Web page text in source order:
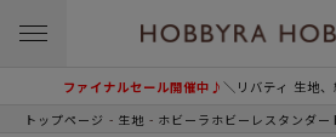
ファイナルセール開催中♪＼リバティ 生地
トップページ 生地 ホビーラホビーレスタンダー